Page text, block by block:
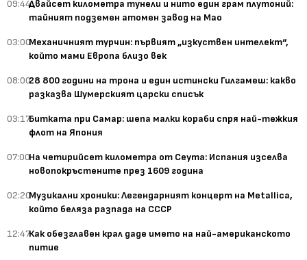
09:44Двайсет километра тунели и нито един грам плутоний:
тайният подземен атомен завод на Мао
03:00Механичният турчин: първият „изкуствен интелект“,
който мами Европа близо век
08:0028 800 години на трона и един истински Гилгамеш: какво
разказва Шумерският царски списък
03:17Битката при Самар: шепа малки кораби спря най-тежкия
флот на Япония
07:00На четирийсет километра от Сеута: Испания изселва
новопокръстените през 1609 година
02:20Музикални хроники: Легендарният концерт на Metallica,
който беляза разпада на СССР
12:47Как обезглавен крал даде името на най-американското
питие